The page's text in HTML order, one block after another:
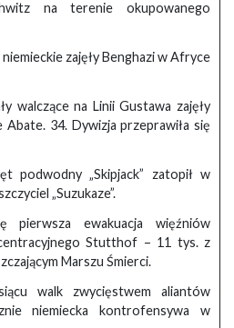
na terenie okupowanego
zajęły Benghazi w Afryce
walczące na Linii Gustawa zajęły
34. Dywizja przeprawiła się
podwodny „Skipjack” zatopił w
„Suzukaze”.
pierwsza ewakuacja więźniów
Stutthof – 11 tys. z
Marszu Śmierci.
walk zwycięstwem aliantów
niemiecka kontrofensywa w